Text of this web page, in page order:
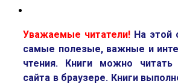
Уважаемые читатели! На этой
самые полезые, важные и
чтения.
Книги можно
сайта в браузере. Книги